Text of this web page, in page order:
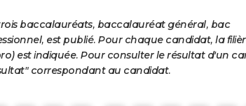
baccalauréats, baccalauréat général, bac
est publié. Pour chaque candidat, la
est indiquée. Pour consulter le résultat d'un
correspondant au candidat.